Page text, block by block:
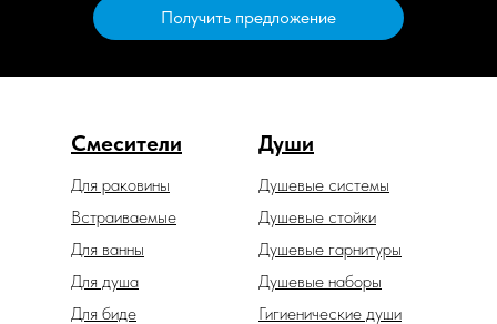
Получить предложение
Смесители Души
Душевые гарнитуры
Душевые системы
Гигиенические души
Душевые наборы
Встраиваемые
Для биде
Для ванны
Для душа
Для раковины
Душевые стойки